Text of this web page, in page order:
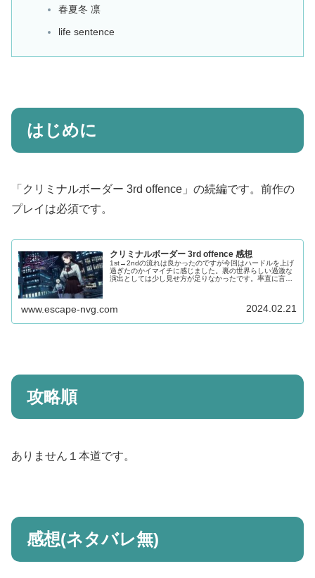
春夏冬 凛
life sentence
はじめに
「クリミナルボーダー 3rd offence」の続編です。前作の
プレイは必須です。
クリミナルボーダー 3rd offence 感想
1st→2ndの流れは良かったのですが今回はハードルを上げ
過ぎたのかイマイチに感じました。裏の世界らしい過激な
演出としては少し見せ方が足りなかったです。率直に言え
www.escape-nvg.com 2024.02.21
攻略順
ありません１本道です。
感想(ネタバレ無)